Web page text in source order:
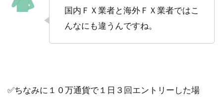
国内ＦＸ業者と海外ＦＸ業者ではこ
んなにも違うんですね。
✅ちなみに１０万通貨で１日３回エントリーした場